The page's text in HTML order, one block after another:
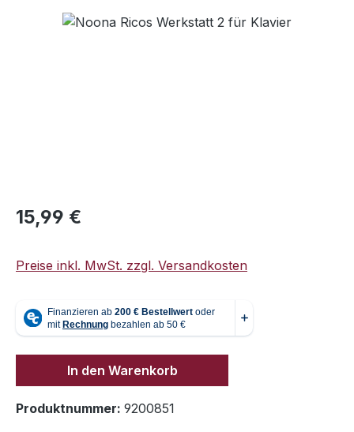
Bildergalerie überspringen
Regulärer Preis:
15,99 €
Preise inkl. MwSt. zzgl. Versandkosten
In den Warenkorb
Produktnummer: 9200851